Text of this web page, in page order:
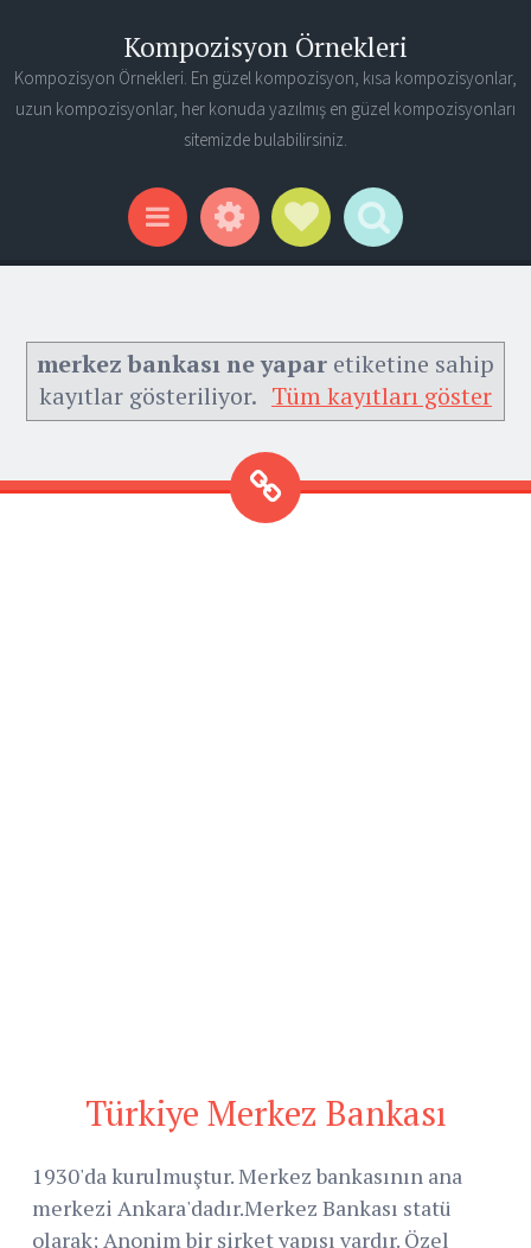
Kompozisyon Örnekleri
Kompozisyon Örnekleri. En güzel kompozisyon, kısa kompozisyonlar,
uzun kompozisyonlar, her konuda yazılmış en güzel kompozisyonları
sitemizde bulabilirsiniz.
Menu WidgetsSocial Links
Search
merkez bankası ne yapar etiketine sahip
kayıtlar gösteriliyor. Tüm kayıtları göster
Türkiye Merkez Bankası
1930'da kurulmuştur. Merkez bankasının ana
merkezi Ankara'dadır.Merkez Bankası statü
olarak; Anonim bir şirket yapısı vardır. Özel